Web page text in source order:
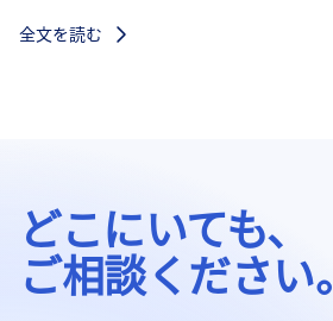
全文を読む
どこにいても、
ご相談ください。